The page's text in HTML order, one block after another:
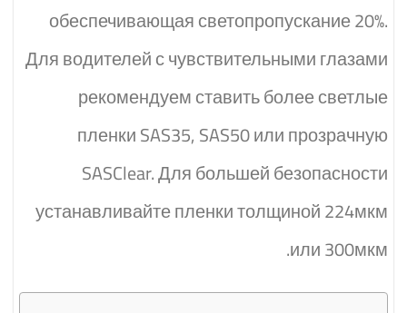
обеспечивающая светопропускание 20%.
Для водителей с чувствительными глазами
рекомендуем ставить более светлые
пленки SAS35, SAS50 или прозрачную
SASClear. Для большей безопасности
устанавливайте пленки толщиной 224мкм
или 300мкм.